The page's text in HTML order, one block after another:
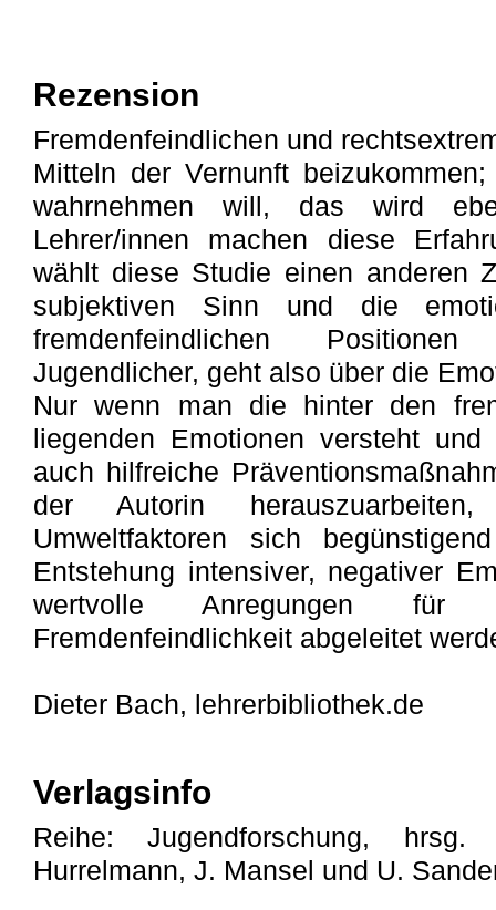
Rezension
Fremdenfeindlichen und
Mitteln der Vernunft
wahrnehmen will, das wird
Lehrer/innen machen diese
wählt diese Studie einen anderen
subjektiven Sinn und die
fremdenfeindlichen
Jugendlicher, geht also über die
Nur wenn man die hinter den
liegenden Emotionen versteht
auch hilfreiche
der Autorin
Umweltfaktoren sich
Entstehung intensiver, negativer
wertvolle Anregungen
Fremdenfeindlichkeit abgeleitet
Dieter Bach, lehrerbibliothek.de
Verlagsinfo
Reihe: Jugendforschung,
Hurrelmann, J. Mansel und U.